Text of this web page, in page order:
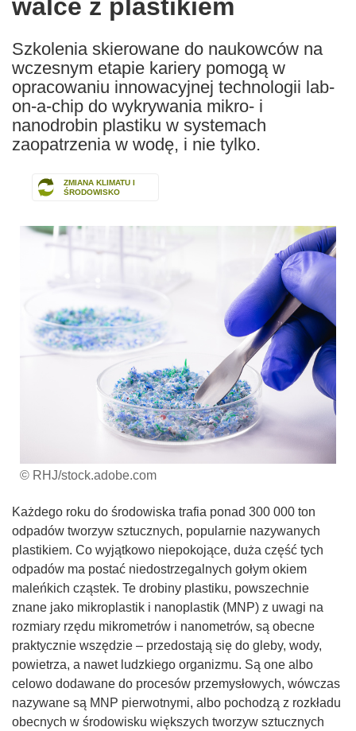
walce z plastikiem
Szkolenia skierowane do naukowców na
wczesnym etapie kariery pomogą w
opracowaniu innowacyjnej technologii lab-
on-a-chip do wykrywania mikro- i
nanodrobin plastiku w systemach
zaopatrzenia w wodę, i nie tylko.
ZMIANA KLIMATU I
ŚRODOWISKO
© RHJ/stock.adobe.com
Każdego roku do środowiska trafia ponad 300 000 ton
odpadów tworzyw sztucznych, popularnie nazywanych
plastikiem. Co wyjątkowo niepokojące, duża część tych
odpadów ma postać niedostrzegalnych gołym okiem
maleńkich cząstek. Te drobiny plastiku, powszechnie
znane jako mikroplastik i nanoplastik (MNP) z uwagi na
rozmiary rzędu mikrometrów i nanometrów, są obecne
praktycznie wszędzie – przedostają się do gleby, wody,
powietrza, a nawet ludzkiego organizmu. Są one albo
celowo dodawane do procesów przemysłowych, wówczas
nazywane są MNP pierwotnymi, albo pochodzą z rozkładu
obecnych w środowisku większych tworzyw sztucznych